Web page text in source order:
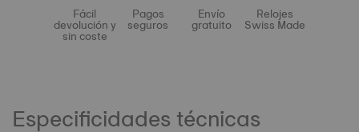
Fácil
devolución y
sin coste
Pagos
seguros
Envío
gratuito
Relojes
Swiss Made
Especificidades técnicas